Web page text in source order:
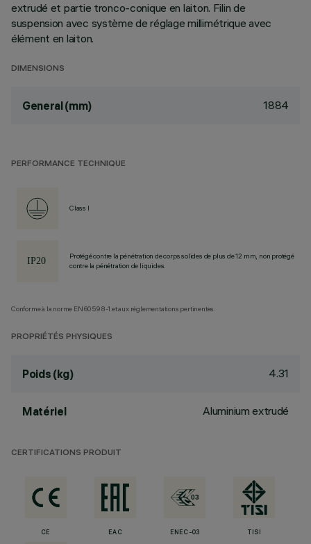
extrudé et partie tronco-conique en laiton. Filin de
suspension avec système de réglage millimétrique avec
élément en laiton.
DIMENSIONS
General (mm) 1884
PERFORMANCE TECHNIQUE
Class I
Protégé contre la pénétration de corps solides de plus de 12 mm, non protégé
contre la pénétration de liquides.
Conforme à la norme EN60598-1 et aux réglementations pertinentes.
PROPRIÉTÉS PHYSIQUES
Poids (kg) 4.31
Matériel Aluminium extrudé
CERTIFICATIONS PRODUIT
CE EAC ENEC-03 TISI